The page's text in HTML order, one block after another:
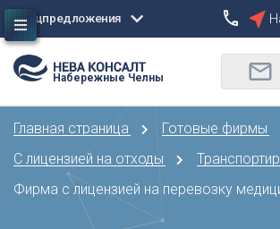
Москва
Санкт-Петербург
Архангельск
Астрахань
О
П
Спецпредложения
Набережные Челны
Главная страница
Готовые фирмы
С лицензией на отходы
Фирма с лицензией на перевозку